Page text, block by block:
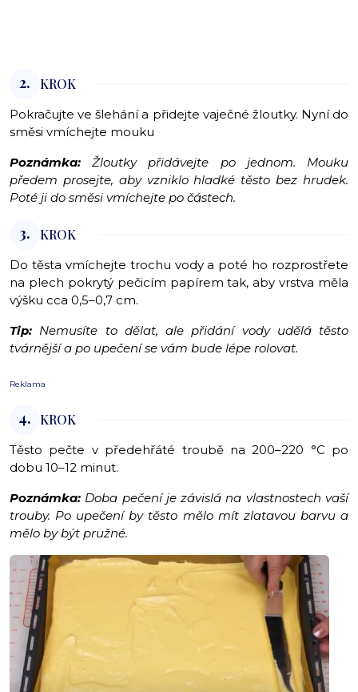
2. KROK
Pokračujte ve šlehání a přidejte vaječné žloutky. Nyní do
směsi vmíchejte mouku
Poznámka: Žloutky přidávejte po jednom. Mouku
předem prosejte, aby vzniklo hladké těsto bez hrudek.
Poté ji do směsi vmíchejte po částech.
3. KROK
Do těsta vmíchejte trochu vody a poté ho rozprostřete
na plech pokrytý pečicím papírem tak, aby vrstva měla
výšku cca 0,5–0,7 cm.
Tip: Nemusíte to dělat, ale přidání vody udělá těsto
tvárnější a po upečení se vám bude lépe rolovat.
Reklama
4. KROK
Těsto pečte v předehřáté troubě na 200–220 °C po
dobu 10–12 minut.
Poznámka: Doba pečení je závislá na vlastnostech vaší
trouby. Po upečení by těsto mělo mít zlatavou barvu a
mělo by být pružné.